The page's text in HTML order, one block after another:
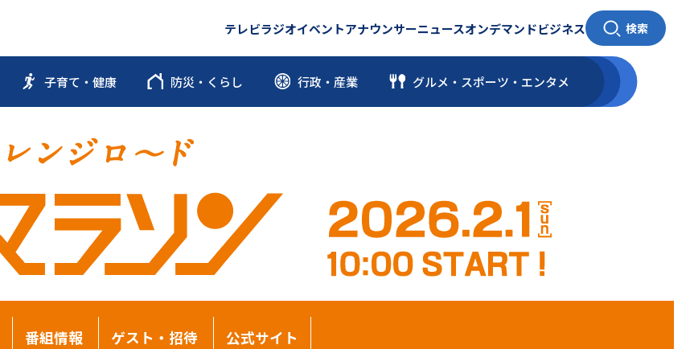
テレビラジオイベントアナウンサーニュースオンデマンドビジネス 検索
子育て・健康 防災・くらし 行政・産業 グルメ・スポーツ ・ エンタメ
番組情報 ゲスト・招待 公式サイト